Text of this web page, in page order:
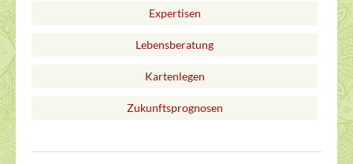
Expertisen
Lebensberatung
Kartenlegen
Zukunftsprognosen